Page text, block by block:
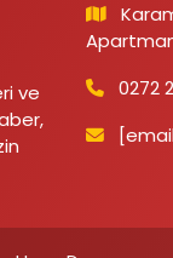
ve
0272